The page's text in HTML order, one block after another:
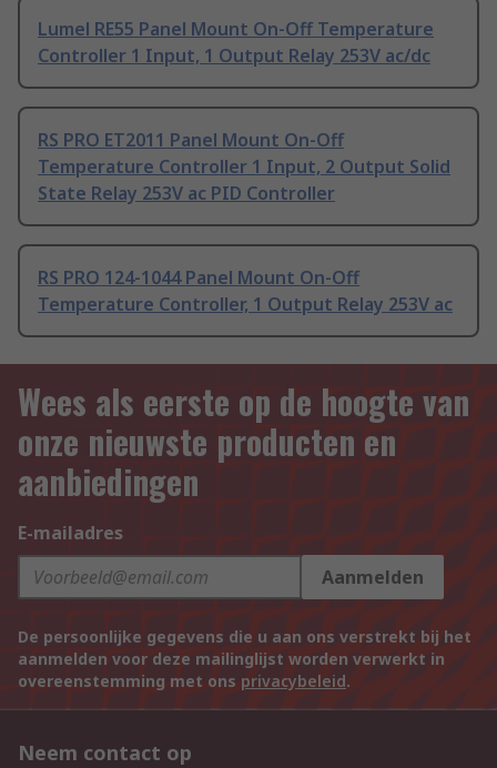
Lumel RE55 Panel Mount On-Off Temperature
Controller 1 Input, 1 Output Relay 253V ac/dc
RS PRO ET2011 Panel Mount On-Off
Temperature Controller 1 Input, 2 Output Solid
State Relay 253V ac PID Controller
RS PRO 124-1044 Panel Mount On-Off
Temperature Controller, 1 Output Relay 253V ac
Wees als eerste op de hoogte van
onze nieuwste producten en
aanbiedingen
E-mailadres
Aanmelden
De persoonlijke gegevens die u aan ons verstrekt bij het
aanmelden voor deze mailinglijst worden verwerkt in
overeenstemming met ons privacybeleid.
Neem contact op